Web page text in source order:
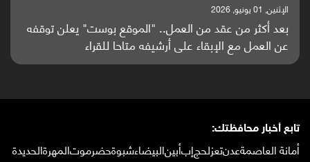
الإثنين, 25 مايو, 2026
باحثون من اليمن يدخلون سباق أبحاث ألزهايمر بدراسة
واعدة منشورة عالميا (ترجمة)
تابع أخبار محافظتك:
أمانة العاصمةعدنتعزلحجإبأبينالبيضاءشبوةحضرموتالمهرةالحديدة